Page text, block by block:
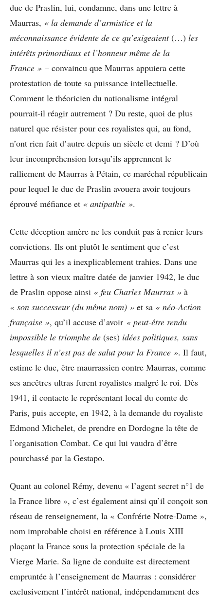
duc de Praslin, lui, condamne, dans une lettre à
Maurras, « la demande d’armistice et la
méconnaissance évidente de ce qu’exigeaient(…) les
intérêts primordiaux et l’honneur même de la
France » – convaincu que Maurras appuiera cette
protestation de toute sa puissance intellectuelle.
Comment le théoricien du nationalisme intégral
pourrait-il réagir autrement ? Du reste, quoi de plus
naturel que résister pour ces royalistes qui, au fond,
n’ont rien fait d’autre depuis un siècle et demi ? D’où
leur incompréhension lorsqu’ils apprennent le
ralliement de Maurras à Pétain, ce maréchal républicain
pour lequel le duc de Praslin avouera avoir toujours
éprouvé méfiance et « antipathie ».
Cette déception amère ne les conduit pas à renier leurs
convictions. Ils ont plutôt le sentiment que c’est
Maurras qui les a inexplicablement trahies. Dans une
lettre à son vieux maître datée de janvier 1942, le duc
de Praslin oppose ainsi « feu Charles Maurras » à
« son successeur (du même nom) » et sa « néo-Action
française », qu’il accuse d’avoir « peut-être rendu
impossible le triomphe de (ses) idées politiques, sans
lesquelles il n’est pas de salut pour la France ». Il faut,
estime le duc, être maurrassien contre Maurras, comme
ses ancêtres ultras furent royalistes malgré le roi. Dès
1941, il contacte le représentant local du comte de
Paris, puis accepte, en 1942, à la demande du royaliste
Edmond Michelet, de prendre en Dordogne la tête de
l’organisation Combat. Ce qui lui vaudra d’être
pourchassé par la Gestapo.
Quant au colonel Rémy, devenu « l’agent secret n°1 de
la France libre », c’est également ainsi qu’il conçoit son
réseau de renseignement, la « Confrérie Notre-Dame »,
nom improbable choisi en référence à Louis XIII
plaçant la France sous la protection spéciale de la
Vierge Marie. Sa ligne de conduite est directement
empruntée à l’enseignement de Maurras : considérer
exclusivement l’intérêt national, indépendamment des